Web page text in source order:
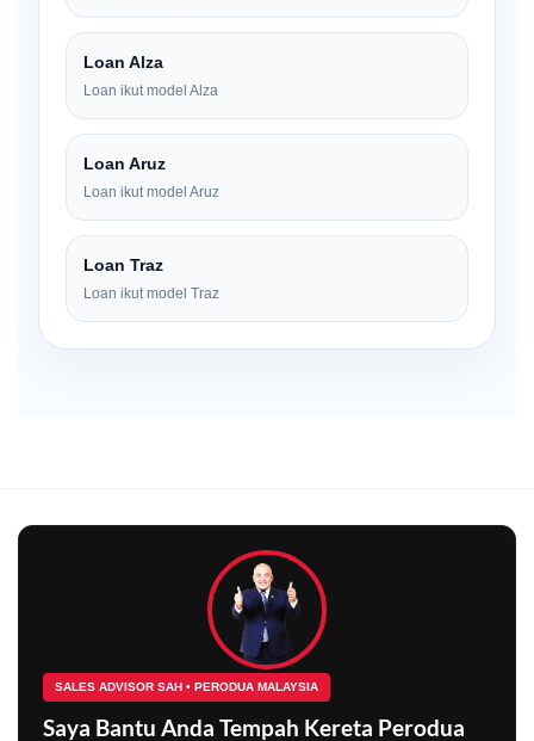
Loan Alza
Loan ikut model Alza
Loan Aruz
Loan ikut model Aruz
Loan Traz
Loan ikut model Traz
SALES ADVISOR SAH • PERODUA MALAYSIA
Saya Bantu Anda Tempah Kereta Perodua